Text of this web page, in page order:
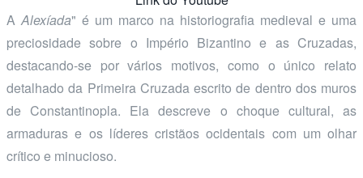
AAlexíada" é um marco na historiografia medieval e uma
preciosidade sobre o Império Bizantino e as Cruzadas,
destacando-se por vários motivos, como o único relato
detalhado da Primeira Cruzada escrito de dentro dos muros
de Constantinopla. Ela descreve o choque cultural, as
armaduras e os líderes cristãos ocidentais com um olhar
crítico e minucioso.